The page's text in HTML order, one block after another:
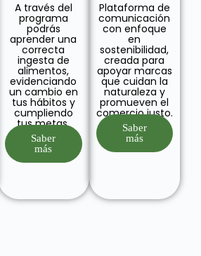
A través del
programa
podrás
aprender una
correcta
ingesta de
alimentos,
evidenciando
un cambio en
tus hábitos y
cumpliendo
tus metas.
Saber
más
Plataforma de
comunicación
con enfoque
en
sostenibilidad,
creada para
apoyar marcas
que cuidan la
naturaleza y
promueven el
comercio justo.
Saber
más